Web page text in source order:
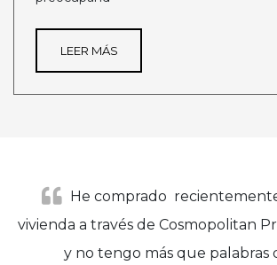
LEER MÁS
He comprado
vivienda a través de Cosmopolitan
y no tengo más que palabras